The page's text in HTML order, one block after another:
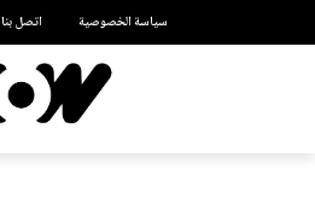
سياسة الخصوصية اتصل بنا